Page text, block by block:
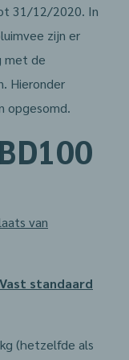
31/12/2020. In
zijn er
met de
Hieronder
opgesomd.
van
als